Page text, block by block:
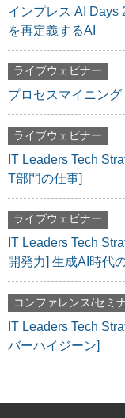
インプレス AI Days
を再定義するAI
ライブウェビナー
プロセスマイニン
ライブウェビナー
IT Leaders Tech
T部門の仕事]
ライブウェビナー
IT Leaders Tech
開発力] 生成AI時代
コンファレンス/セミ
IT Leaders Tech
バーハイジーン]